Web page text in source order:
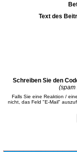
Text des
Schreiben Sie den
(spam
Falls Sie eine Reaktion /
nicht, das Feld "E-Mail"